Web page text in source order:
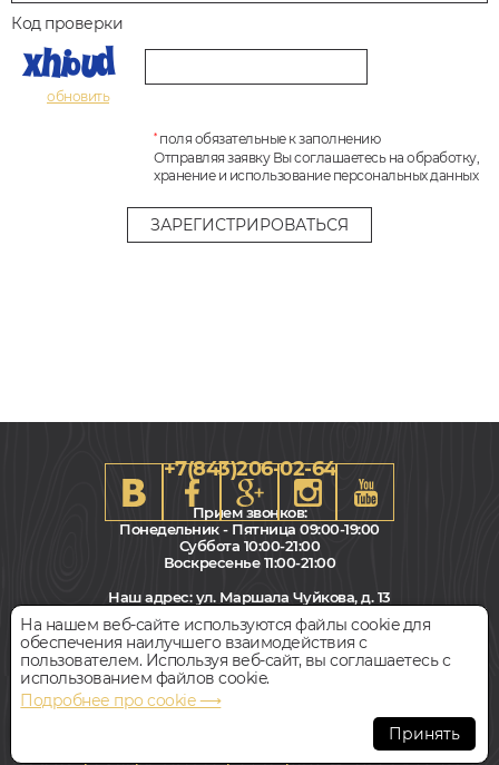
Код проверки
обновить
*поля обязательные к заполнению
Отправляя заявку Вы соглашаетесь на обработку,
хранение и использование персональных данных
+7(843)206-02-64
Прием звонков:
Понедельник - Пятница 09:00-19:00
Суббота 10:00-21:00
Воскресенье 11:00-21:00
Наш адрес:ул. Маршала Чуйкова, д. 13
Салон "Паркет Пол"
Всегда свободная парковка
© Интернет-магазин Polvamvdom.ru 2011-2026. Все права
При копировании материалов прямая ссылка на сайт
На нашем веб-сайте используются файлы cookie для
обеспечения наилучшего взаимодействия с
пользователем. Используя веб-сайт, вы соглашаетесь с
использованием файлов cookie.
Подробнее про cookie ⟶
Принять